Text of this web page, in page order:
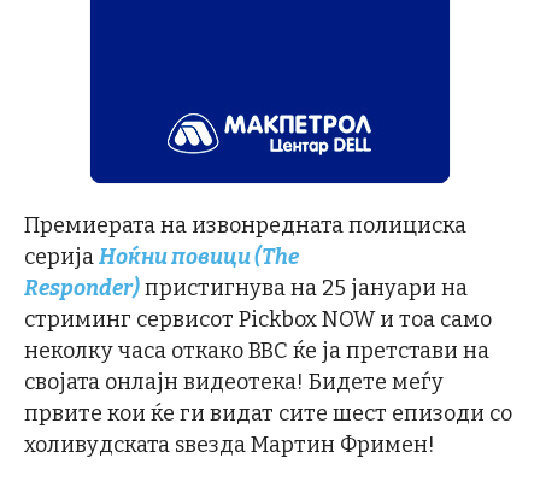
Премиерата на извонредната полициска
серијаНоќни повици(The
Responder)пристигнува на 25 јануари на
стриминг сервисот Pickbox NOW и тоа само
неколку часа откако BBC ќе ја претстави на
својата онлајн видеотека! Бидете меѓу
првите кои ќе ги видат сите шест епизоди со
холивудската ѕвезда Мартин Фримен!